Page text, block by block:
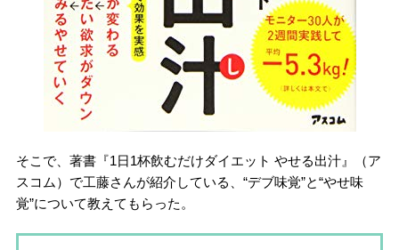
そこで、著書『1日1杯飲むだけダイエット やせる出汁』（ア
スコム）で工藤さんが紹介している、“デブ味覚”と“やせ味
覚”について教えてもらった。